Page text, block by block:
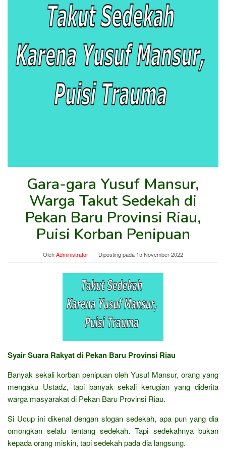
Gara-gara Yusuf Mansur,
Warga Takut Sedekah di
Pekan Baru Provinsi Riau,
Puisi Korban Penipuan
OlehAdministrator Diposting pada 15 November 2022
Syair Suara Rakyat di Pekan Baru Provinsi Riau
Banyak sekali korban penipuan oleh Yusuf Mansur, orang yang
mengaku Ustadz, tapi banyak sekali kerugian yang diderita
warga masyarakat di Pekan Baru Provinsi Riau.
Si Ucup ini dikenal dengan slogan sedekah, apa pun yang dia
omongkan selalu tentang sedekah. Tapi sedekahnya bukan
kepada orang miskin, tapi sedekah pada dia langsung.